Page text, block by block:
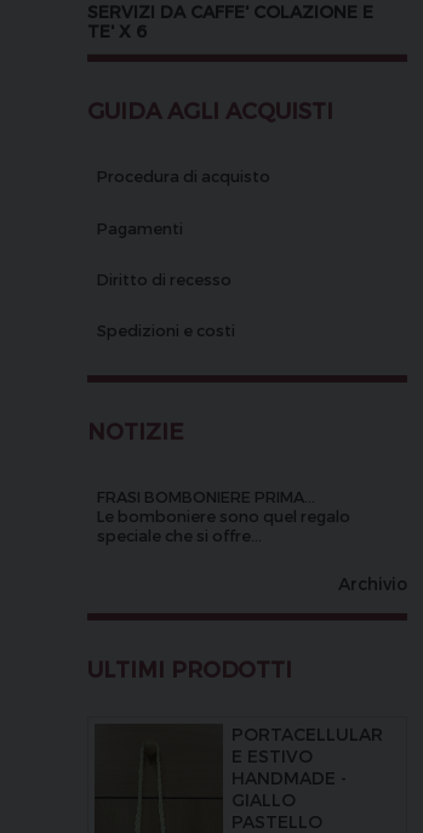
SERVIZI DA CAFFE' COLAZIONE E
TE' X 6
GUIDA AGLI ACQUISTI
Procedura di acquisto
Pagamenti
Diritto di recesso
Spedizioni e costi
NOTIZIE
FRASI BOMBONIERE PRIMA...
Le bomboniere sono quel regalo
speciale che si offre...
Archivio
ULTIMI PRODOTTI
PORTACELLULAR
E ESTIVO
HANDMADE -
GIALLO
PASTELLO